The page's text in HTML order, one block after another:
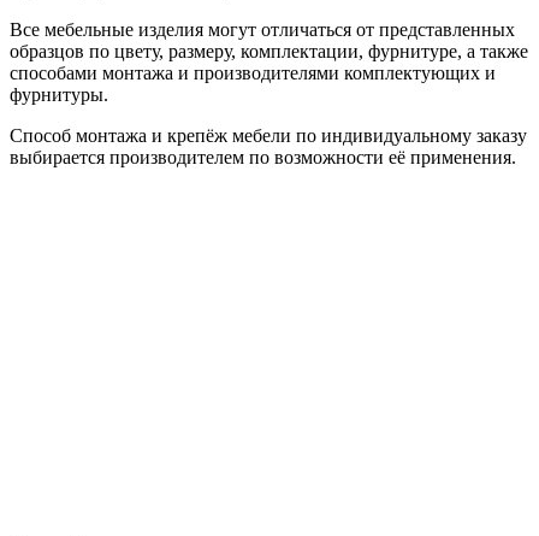
Все мебельные изделия могут отличаться от представленных
образцов по цвету, размеру, комплектации, фурнитуре, а также
способами монтажа и производителями комплектующих и
фурнитуры.
Способ монтажа и крепёж мебели по индивидуальному заказу
выбирается производителем по возможности её применения.